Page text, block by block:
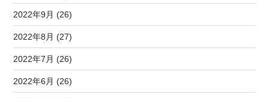
2022年9月 (26)
2022年8月 (27)
2022年7月 (26)
2022年6月 (26)